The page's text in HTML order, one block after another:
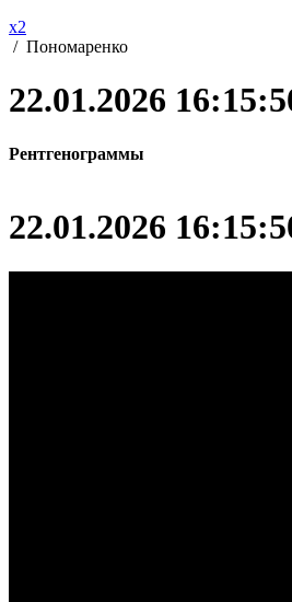
x2
/ Пономаренко
22.01.2026
Рентгенограммы
22.01.2026